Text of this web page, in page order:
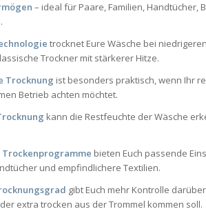
– ideal für Paare, Familien, Handtücher,
trocknet Eure Wäsche bei
Trockner mit stärkerer Hitze.
Trocknung ist besonders praktisch, wenn Ihr
Betrieb achten möchtet.
kann die Restfeuchte der Wäsche
bieten Euch passende
und empfindlichere Textilien.
gibt Euch mehr Kontrolle
extra trocken aus der Trommel kommen soll.